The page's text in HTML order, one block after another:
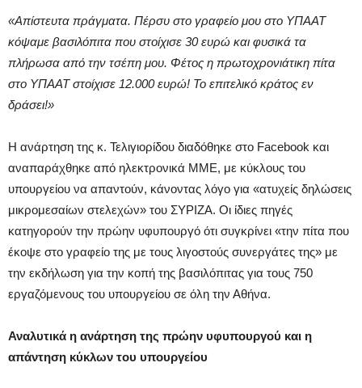
«Απίστευτα πράγματα. Πέρσυ στο γραφείο μου στο ΥΠΑΑΤ
κόψαμε βασιλόπιτα που στοίχισε 30 ευρώ και φυσικά τα
πλήρωσα από την τσέπη μου. Φέτος η πρωτοχρονιάτικη πίτα
στο ΥΠΑΑΤ στοίχισε 12.000 ευρώ! Το επιτελικό κράτος εν
δράσει!»
Η ανάρτηση της κ. Τελιγιορίδου διαδόθηκε στο Facebook και
αναπαράχθηκε από ηλεκτρονικά ΜΜΕ, με κύκλους του
υπουργείου να απαντούν, κάνοντας λόγο για «ατυχείς δηλώσεις
μικρομεσαίων στελεχών» του ΣΥΡΙΖΑ. Οι ίδιες πηγές
κατηγορούν την πρώην υφυπουργό ότι συγκρίνει «την πίτα που
έκοψε στο γραφείο της με τους λιγοστούς συνεργάτες της» με
την εκδήλωση για την κοπή της βασιλόπιτας για τους 750
εργαζόμενους του υπουργείου σε όλη την Αθήνα.
Αναλυτικά η ανάρτηση της πρώην υφυπουργού και η
απάντηση κύκλων του υπουργείου